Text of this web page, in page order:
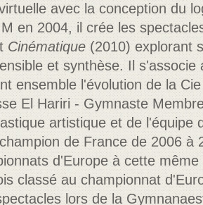
avec la conception du
en 2004, il crée les
Cinématique(2010) explorant
et synthèse. Il s'associe
ensemble l'évolution de la
El Hariri - Gymnaste
artistique et de l'équipe
de France de 2006 à
d'Europe à cette
classé au championnat
lors de la